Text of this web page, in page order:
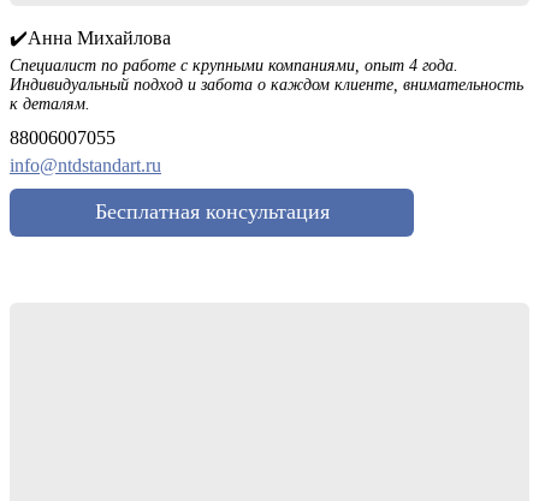
✔️Анна Михайлова
Специалист по работе с крупными компаниями, опыт 4 года.
Индивидуальный подход и забота о каждом клиенте, внимательность
к деталям.
88006007055
info@ntdstandart.ru
Бесплатная консультация